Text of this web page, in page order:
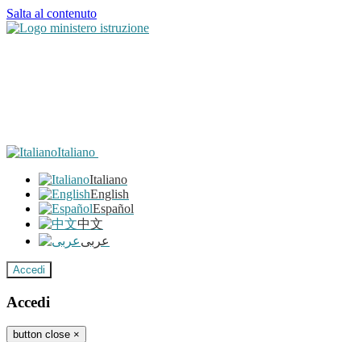
Salta al contenuto
Italiano
Italiano
English
Español
中文
عربى
Accedi
Accedi
button close ×